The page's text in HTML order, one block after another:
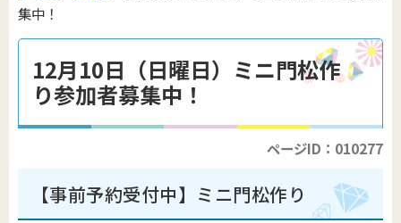
集中！
12月10日（日曜日）ミニ門松作
り参加者募集中！
ページID：010277
【事前予約受付中】 ミニ門松作り